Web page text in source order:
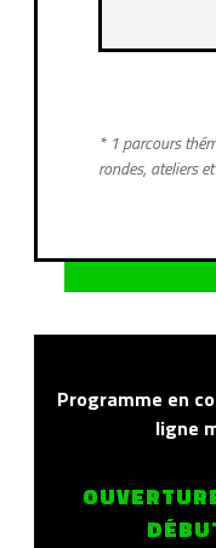
* 1 parcours
rondes, ateliers
Programme en
ligne